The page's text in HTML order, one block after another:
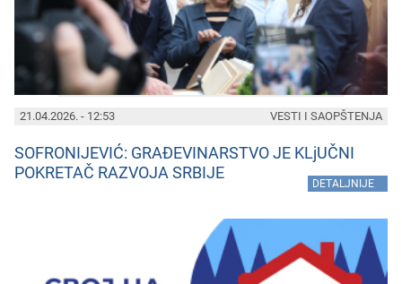
21.04.2026. - 12:53
SOFRONIJEVIĆ: GRAĐEVINARSTVO JE KLjUČNI
POKRETAČ RAZVOJA SRBIJE
DETALJNIJE
VESTI I SAOPŠTENJA